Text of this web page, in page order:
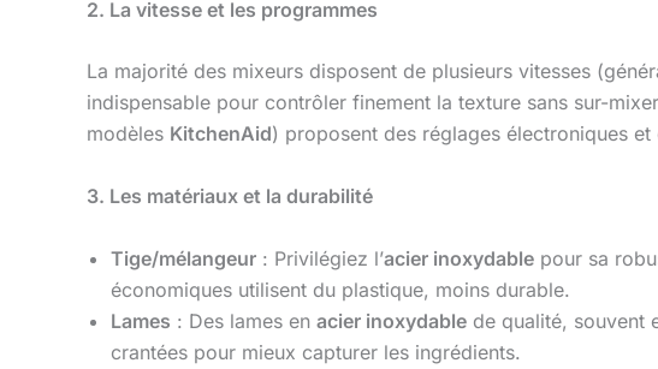
2. La vitesse et les programmes
La majorité des mixeurs disposent de plusieurs vitesses
indispensable pour contrôler finement la texture sans sur-
modèles KitchenAid) proposent des réglages électroniques
3. Les matériaux et la durabilité
Tige/mélangeur : Privilégiez l’acier inoxydable pour sa
économiques utilisent du plastique, moins durable.
Lames : Des lames en acier inoxydable de qualité, souvent
crantées pour mieux capturer les ingrédients.